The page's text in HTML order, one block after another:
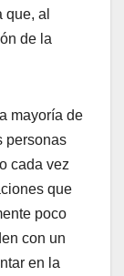
al
de la
mayorí­a de
personas
cada vez
que
poco
con un
en la